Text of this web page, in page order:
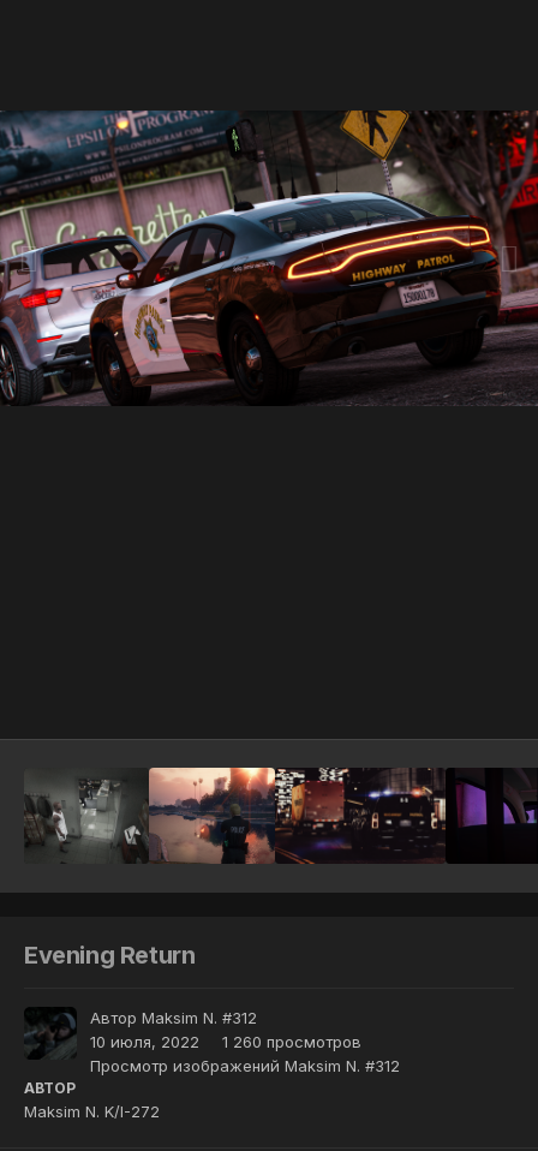
Evening Return
Автор Maksim N. #312
10 июля, 2022
1 260 просмотров
Просмотр изображений Maksim N. #312
АВТОР
Maksim N. K/I-272